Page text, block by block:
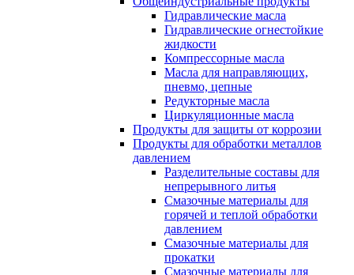
Гидравлические масла
Гидравлические огнестойкие
жидкости
Компрессорные масла
Масла для направляющих,
пневмо, цепные
Редукторные масла
Циркуляционные масла
Продукты для защиты от коррозии
Продукты для обработки металлов
давлением
Разделительные составы для
непрерывного литья
Смазочные материалы для
горячей и теплой обработки
давлением
Смазочные материалы для
прокатки
Смазочные материалы для